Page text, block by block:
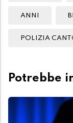
ANNI
POLIZIA
Potrebbe